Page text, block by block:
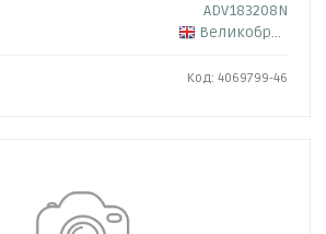
ADV183208N
Великобритания
Код: 4069799-46